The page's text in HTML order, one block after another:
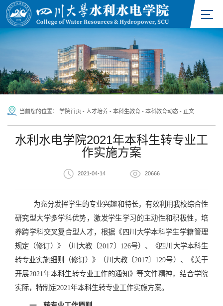
当前您的位置： 学院首页 - 人才培养 - 本科生教育 - 本科教育动态 - 正文
水利水电学院2021年本科生转专业工
作实施方案
2021-04-14 20666
为充分发挥学生的专业兴趣和特长，有效利用我校综合性
研究型大学多学科优势，激发学生学习的主动性和积极性，培
养跨学科交叉复合型人才，根据《四川大学本科学生学籍管理
规定（修订）》（川大教〔2017〕126号）、《四川大学本科生
转专业实施细则（修订）》（川大教〔2017〕129号）、《关于
开展2021年本科生转专业工作的通知》等文件精神，结合学院
实际，特制定2021年本科生转专业工作实施方案。